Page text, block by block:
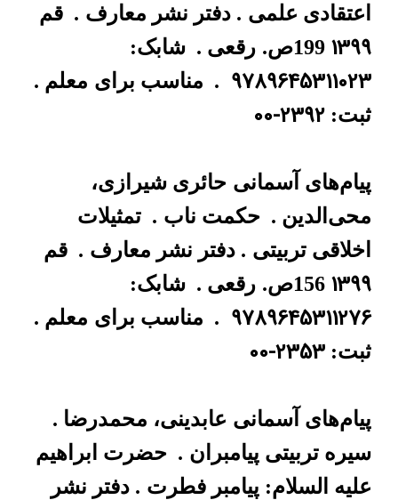
اعتقادی علمی . دفتر نشر معارف . قم
1399199ص. رقعی . شابک:
9789645311023
. مناسب برای معلم .
ثبت:00-2392
پیام‌های آسمانی حائری شیرازی،
محی‌الدین . حکمت ناب . تمثیلات
اخلاقی تربیتی . دفتر نشر معارف . قم
1399156ص. رقعی . شابک:
9789645311276
. مناسب برای معلم .
ثبت:00-2353
پیام‌های آسمانی عابدینی، محمد‌رضا .
سیره تربیتی پیامبران . حضرت ابراهیم
علیه السلام: پیامبر فطرت . دفتر نشر